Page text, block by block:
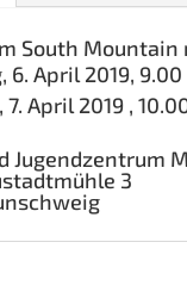
South Moun­tain
6. April 2019,
7. April 2019 ,
Jugend­zen­trum
3